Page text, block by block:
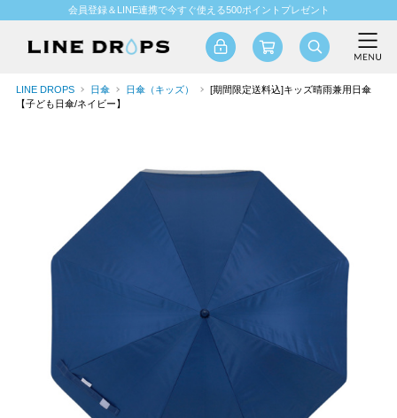
会員登録＆LINE連携で今すぐ使える500ポイントプレゼント
LINE DROPS 日傘 日傘（キッズ）
[期間限定送料込]キッズ晴雨兼用日傘
【子ども日傘/ネイビー】